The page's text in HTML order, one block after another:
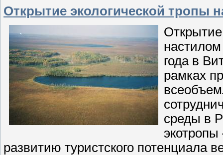
Открытие экологической тропы
года в
рамках
среды в
экотропы
развитию туристского потенциала